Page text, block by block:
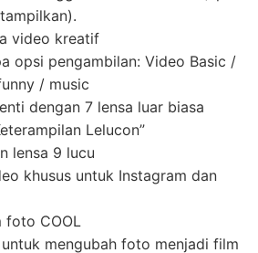
video kreatif
opsi pengambilan: Video Basic /
/ music
dengan 7 lensa luar biasa
Lelucon”
lensa 9 lucu
khusus untuk Instagram dan
foto COOL
mengubah foto menjadi film